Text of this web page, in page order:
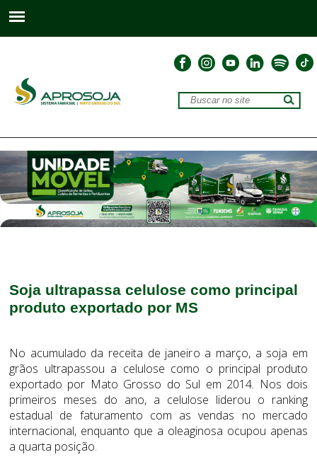
Soja ultrapassa celulose como principal
produto exportado por MS
No acumulado da receita de janeiro a março, a soja em
grãos ultrapassou a celulose como o principal produto
exportado por Mato Grosso do Sul em 2014. Nos dois
primeiros meses do ano, a celulose liderou o ranking
estadual de faturamento com as vendas no mercado
internacional, enquanto que a oleaginosa ocupou apenas
a quarta posição.